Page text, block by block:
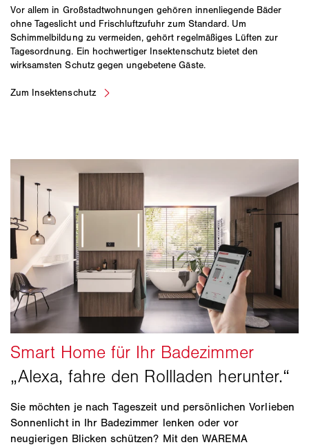
Vor allem in Großstadtwohnungen gehören innenliegende Bäder
ohne Tageslicht und Frischluftzufuhr zum Standard. Um
Schimmelbildung zu vermeiden, gehört regelmäßiges Lüften zur
Tagesordnung. Ein hochwertiger Insektenschutz bietet den
wirksamsten Schutz gegen ungebetene Gäste.
Sie möchten je nach Tageszeit und persönlichen Vorlieben
Sonnenlicht in Ihr Badezimmer lenken oder vor
neugierigen Blicken schützen? Mit den WAREMA